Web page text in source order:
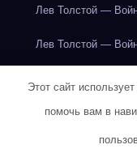
Лев Толстой —
Лев Толстой —
Лев Толстой —
Лев Толстой —
Этот сайт
помочь вам в